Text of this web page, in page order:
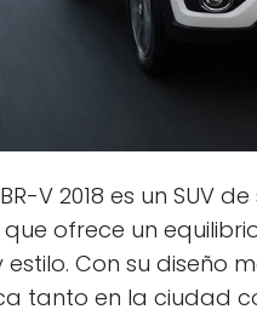
V 2018 es un SUV
que ofrece un
Con su diseño
tanto en la ciudad